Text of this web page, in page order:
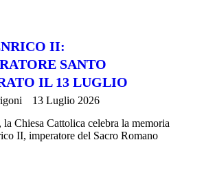
II:
SANTO
IL 13 LUGLIO
13 Luglio 2026
Chiesa Cattolica celebra la memoria
II, imperatore del Sacro Romano